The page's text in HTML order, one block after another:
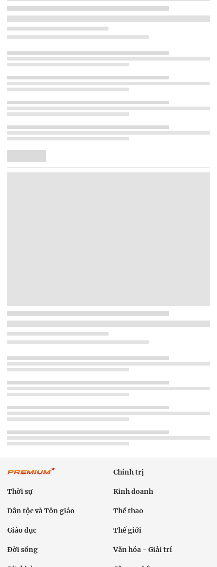
Chính trị
Thời sự Kinh doanh
Dân tộc và Tôn giáo Thể thao
Giáo dục Thế giới
Đời sống Văn hóa - Giải trí